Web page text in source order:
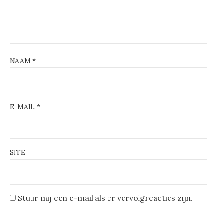
NAAM *
E-MAIL *
SITE
Stuur mij een e-mail als er vervolgreacties zijn.